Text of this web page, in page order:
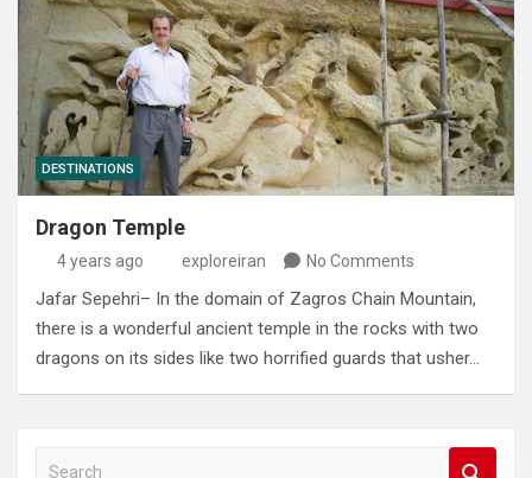
DESTINATIONS
Dragon Temple
4 years ago exploreiran No Comments
Jafar Sepehri– In the domain of Zagros Chain Mountain,
there is a wonderful ancient temple in the rocks with two
dragons on its sides like two horrified guards that usher…